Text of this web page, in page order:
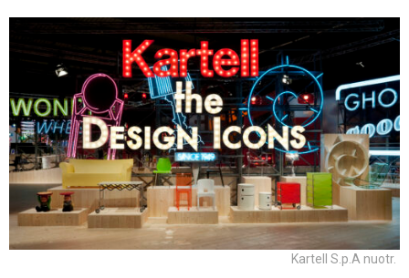
Kartell S.p.A nuotr.